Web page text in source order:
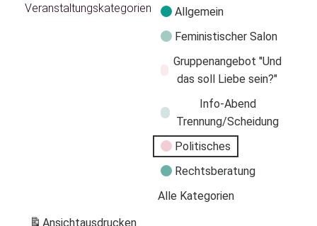
Veranstaltungskategorien
Allgemein
Feministischer Salon
Gruppenangebot "Und
das soll Liebe sein?"
Info-Abend
Trennung/Scheidung
Politisches
Rechtsberatung
Alle Kategorien
Ansichtausdrucken